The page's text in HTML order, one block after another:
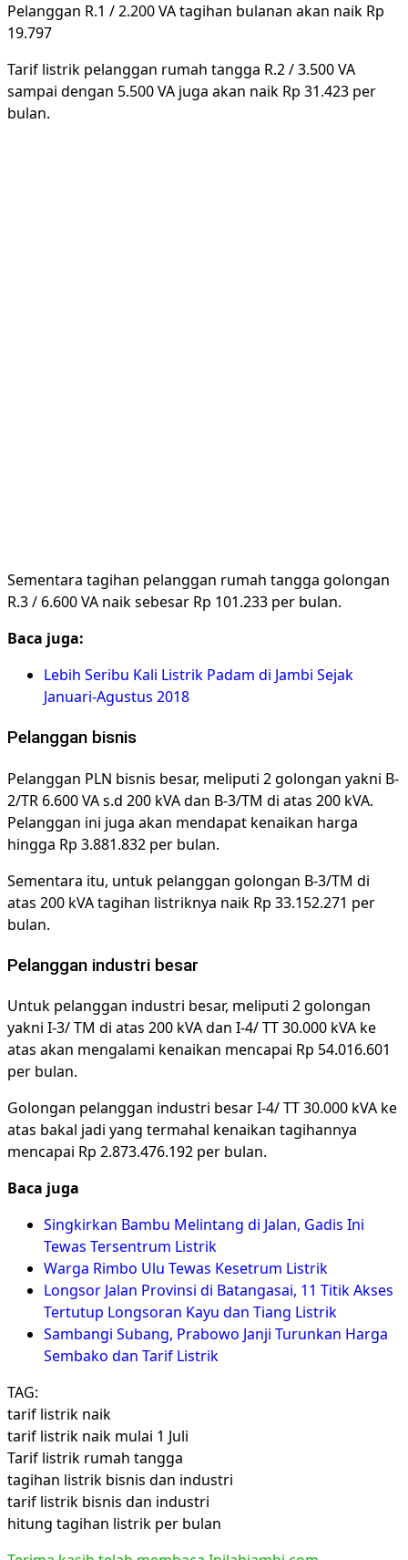
Pelanggan R.1 / 2.200 VA tagihan bulanan akan naik Rp
19.797
Tarif listrik pelanggan rumah tangga R.2 / 3.500 VA
sampai dengan 5.500 VA juga akan naik Rp 31.423 per
bulan.
Sementara tagihan pelanggan rumah tangga golongan
R.3 / 6.600 VA naik sebesar Rp 101.233 per bulan.
Baca juga:
Lebih Seribu Kali Listrik Padam di Jambi Sejak
Januari-Agustus 2018
Pelanggan bisnis
Pelanggan PLN bisnis besar, meliputi 2 golongan yakni B-
2/TR 6.600 VA s.d 200 kVA dan B-3/TM di atas 200 kVA.
Pelanggan ini juga akan mendapat kenaikan harga
hingga Rp 3.881.832 per bulan.
Sementara itu, untuk pelanggan golongan B-3/TM di
atas 200 kVA tagihan listriknya naik Rp 33.152.271 per
bulan.
Pelanggan industri besar
Untuk pelanggan industri besar, meliputi 2 golongan
yakni I-3/ TM di atas 200 kVA dan I-4/ TT 30.000 kVA ke
atas akan mengalami kenaikan mencapai Rp 54.016.601
per bulan.
Golongan pelanggan industri besar I-4/ TT 30.000 kVA ke
atas bakal jadi yang termahal kenaikan tagihannya
mencapai Rp 2.873.476.192 per bulan.
Baca juga
Singkirkan Bambu Melintang di Jalan, Gadis Ini
Tewas Tersentrum Listrik
Warga Rimbo Ulu Tewas Kesetrum Listrik
Longsor Jalan Provinsi di Batangasai, 11 Titik Akses
Tertutup Longsoran Kayu dan Tiang Listrik
Sambangi Subang, Prabowo Janji Turunkan Harga
Sembako dan Tarif Listrik
TAG:
tarif listrik naik
tarif listrik naik mulai 1 Juli
Tarif listrik rumah tangga
tagihan listrik bisnis dan industri
tarif listrik bisnis dan industri
hitung tagihan listrik per bulan